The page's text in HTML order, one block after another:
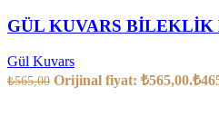
GÜL KUVARS BİLEKLİK
Gül Kuvars
₺565,00 Orijinal fiyat: ₺565,00.₺